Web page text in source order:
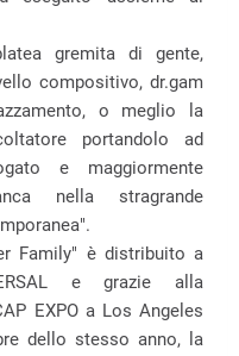
gremita di gente,
compositivo, dr.gam
o meglio la
portandolo ad
e maggiormente
nella stragrande
Family" è distribuito a
e grazie alla
EXPO a Los Angeles
dello stesso anno, la